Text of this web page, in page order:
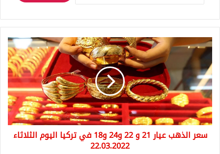
سعر
الذهب
عيار
21
و
22
و24
و18
في
تركيا
سعر الذهب عيار 21 و 22 و24 و18 في تركيا اليوم الثلاثاء
22.03.2022